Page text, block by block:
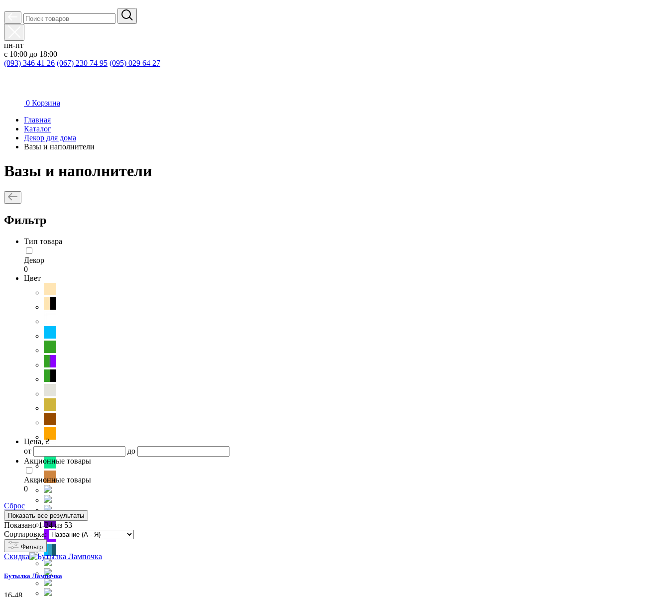
пн-пт
с 10:00 до 18:00
(093) 346 41 26 (067) 230 74 95 (095) 029 64 27
0 Корзина
Главная
Каталог
Декор для дома
Вазы и наполнители
Вазы и наполнители
Фильтр
Тип товара
Декор
0
Цвет
Цена, ₴
от
до
Акционные товары
Акционные товары
0
Сброс
Показать все результаты
Показано 1-24 из 53
Сортировка:
Фильтр
Скидка
Бутылка Лампочка
16-48